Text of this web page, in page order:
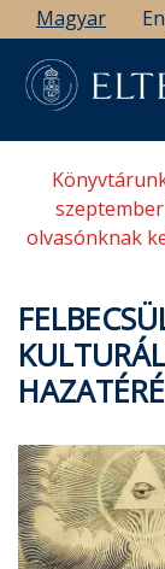
Ugrás
a
tartalomra
Magyar
olvasónknak